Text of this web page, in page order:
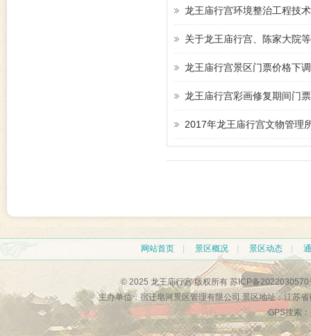
龙王庙行宫环境整治工程技
关于龙王庙行宫、陈家大院
龙王庙行宫景区门票价格下
龙王庙行宫彩画修复期间门
2017年龙王庙行宫文物管理
网站首页 景区概况 景区动态
© 2025 龙王庙行宫 版权所有 苏ICP备2022030570
主办单位：宿迁皂河景区管理有限公司 景区地址：江苏
GPS搜索